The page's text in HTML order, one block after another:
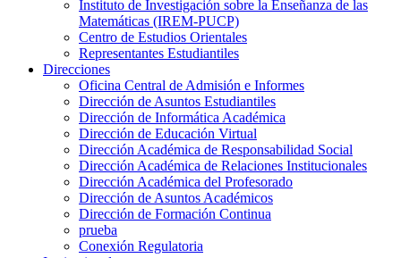
Instituto de Investigación sobre la Enseñanza de las
Matemáticas (IREM-PUCP)
Centro de Estudios Orientales
Representantes Estudiantiles
Direcciones
Oficina Central de Admisión e Informes
Dirección de Asuntos Estudiantiles
Dirección de Informática Académica
Dirección de Educación Virtual
Dirección Académica de Responsabilidad Social
Dirección Académica de Relaciones Institucionales
Dirección Académica del Profesorado
Dirección de Asuntos Académicos
Dirección de Formación Continua
prueba
Conexión Regulatoria